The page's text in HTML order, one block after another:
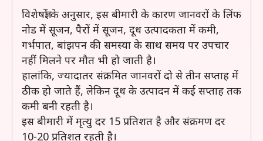
विशेषज्ञों के अनुसार, इस बीमारी के कारण जानवरों के लिंफ
नोड में सूजन, पैरों में सूजन, दूध उत्पादकता में कमी,
गर्भपात, बांझपन की समस्या के साथ समय पर उपचार
नहीं मिलने पर मौत भी हो जाती है।
हालांकि, ज्यादातर संक्रमित जानवरों दो से तीन सप्ताह में
ठीक हो जाते हैं, लेकिन दूध के उत्पादन में कई सप्ताह तक
कमी बनी रहती है।
इस बीमारी में मृत्यु दर 15 प्रतिशत है और संक्रमण दर
10-20 प्रतिशत रहती है।